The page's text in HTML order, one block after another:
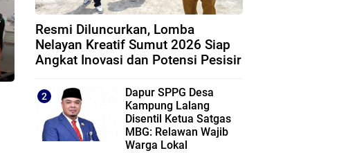
Resmi Diluncurkan, Lomba
Nelayan Kreatif Sumut 2026 Siap
Angkat Inovasi dan Potensi Pesisir
Dapur SPPG Desa
Kampung Lalang
Disentil Ketua Satgas
MBG: Relawan Wajib
Warga Lokal